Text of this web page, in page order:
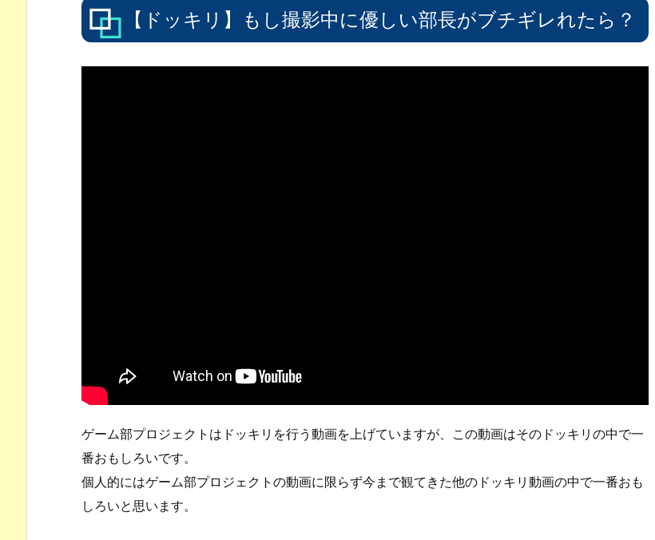
【ドッキリ】もし撮影中に優しい部長がブチギレれたら？
ゲーム部プロジェクトはドッキリを行う動画を上げていますが、この動画はそのドッキリの中で一
番おもしろいです。
個人的にはゲーム部プロジェクトの動画に限らず今まで観てきた他のドッキリ動画の中で一番おも
しろいと思います。